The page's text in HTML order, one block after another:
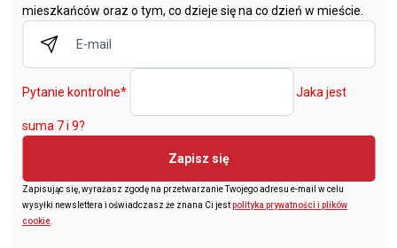
mieszkańców oraz o tym, co dzieje się na co dzień w mieście.
Pytanie kontrolne* Jaka jest
suma 7 i 9?
Zapisz się
Zapisując się, wyrażasz zgodę na przetwarzanie Twojego adresu e-mail w celu
wysyłki newslettera i oświadczasz że znana Ci jestpolityka prywatności i plików
cookie.